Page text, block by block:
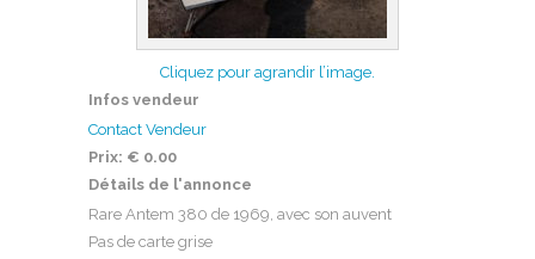
Cliquez pour agrandir l’image.
Infos vendeur
Contact Vendeur
Prix: € 0.00
Détails de l'annonce
Rare Antem 380 de 1969, avec son auvent
Pas de carte grise